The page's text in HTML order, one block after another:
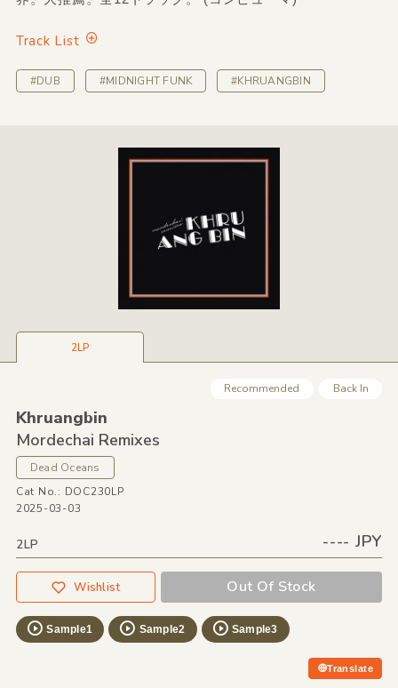
Track List
#DUB #MIDNIGHT FUNK #KHRUANGBIN
2LP
Recommended Back In
Khruangbin
Mordechai Remixes
Dead Oceans
Cat No.: DOC230LP
2025-03-03
2LP ---- JPY
Wishlist Out Of Stock
Sample1 Sample2 Sample3
Translate